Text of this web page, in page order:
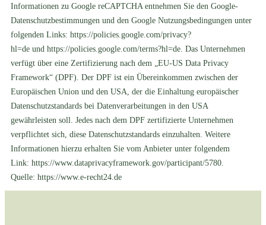
Informationen zu Google reCAPTCHA entnehmen Sie den Google-
Datenschutzbestimmungen und den Google Nutzungsbedingungen unter
folgenden Links: https://policies.google.com/privacy?
hl=de und https://policies.google.com/terms?hl=de. Das Unternehmen
verfügt über eine Zertifizierung nach dem „EU-US Data Privacy
Framework“ (DPF). Der DPF ist ein Übereinkommen zwischen der
Europäischen Union und den USA, der die Einhaltung europäischer
Datenschutzstandards bei Datenverarbeitungen in den USA
gewährleisten soll. Jedes nach dem DPF zertifizierte Unternehmen
verpflichtet sich, diese Datenschutzstandards einzuhalten. Weitere
Informationen hierzu erhalten Sie vom Anbieter unter folgendem
Link: https://www.dataprivacyframework.gov/participant/5780.
Quelle: https://www.e-recht24.de